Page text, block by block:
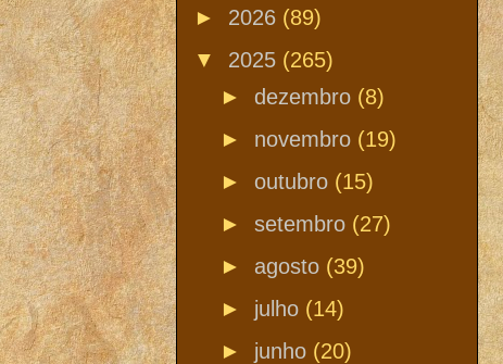
► 2026 (89)
▼ 2025 (265)
► dezembro (8)
► novembro (19)
► outubro (15)
► setembro (27)
► agosto (39)
► julho (14)
► junho (20)